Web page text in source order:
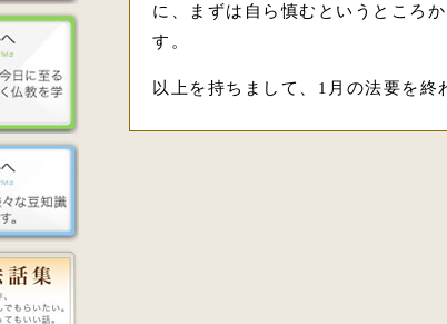
話
話
話
話
話
話
話
話
話
話
話
話
話
話
話
に、まずは自ら慎むというところ
す。
以上を持ちまして、1月の法要を終